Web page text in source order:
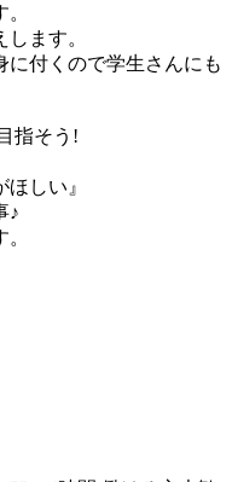
ます。
に付くので学生さんにも
指そう!
しい』
♪